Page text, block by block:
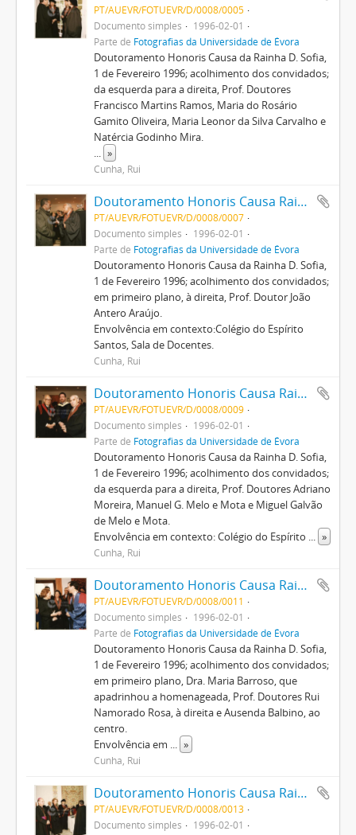
PT/AUEVR/FOTUEVR/D/0008/0005
Documento simples
1996-02-01
Parte de Fotografias da Universidade de Évora
Doutoramento Honoris Causa da Rainha D. Sofia,
1 de Fevereiro 1996; acolhimento dos convidados;
da esquerda para a direita, Prof. Doutores
Francisco Martins Ramos, Maria do Rosário
Gamito Oliveira, Maria Leonor da Silva Carvalho e
Natércia Godinho Mira.
... »
Cunha, Rui
Doutoramento Honoris Causa Rainha D. Sofia
PT/AUEVR/FOTUEVR/D/0008/0007
Documento simples
1996-02-01
Parte de Fotografias da Universidade de Évora
Doutoramento Honoris Causa da Rainha D. Sofia,
1 de Fevereiro 1996; acolhimento dos convidados;
em primeiro plano, à direita, Prof. Doutor João
Antero Araújo.
Envolvência em contexto:Colégio do Espírito
Santos, Sala de Docentes.
Cunha, Rui
Doutoramento Honoris Causa Rainha D. Sofia
PT/AUEVR/FOTUEVR/D/0008/0009
Documento simples
1996-02-01
Parte de Fotografias da Universidade de Évora
Doutoramento Honoris Causa da Rainha D. Sofia,
1 de Fevereiro 1996; acolhimento dos convidados;
da esquerda para a direita, Prof. Doutores Adriano
Moreira, Manuel G. Melo e Mota e Miguel Galvão
de Melo e Mota.
Envolvência em contexto: Colégio do Espírito ... »
Cunha, Rui
Doutoramento Honoris Causa Rainha D. Sofia
PT/AUEVR/FOTUEVR/D/0008/0011
Documento simples
1996-02-01
Parte de Fotografias da Universidade de Évora
Doutoramento Honoris Causa da Rainha D. Sofia,
1 de Fevereiro 1996; acolhimento dos convidados;
em primeiro plano, Dra. Maria Barroso, que
apadrinhou a homenageada, Prof. Doutores Rui
Namorado Rosa, à direita e Ausenda Balbino, ao
centro.
Envolvência em ... »
Cunha, Rui
Doutoramento Honoris Causa Rainha D. Sofia
PT/AUEVR/FOTUEVR/D/0008/0013
Documento simples
1996-02-01